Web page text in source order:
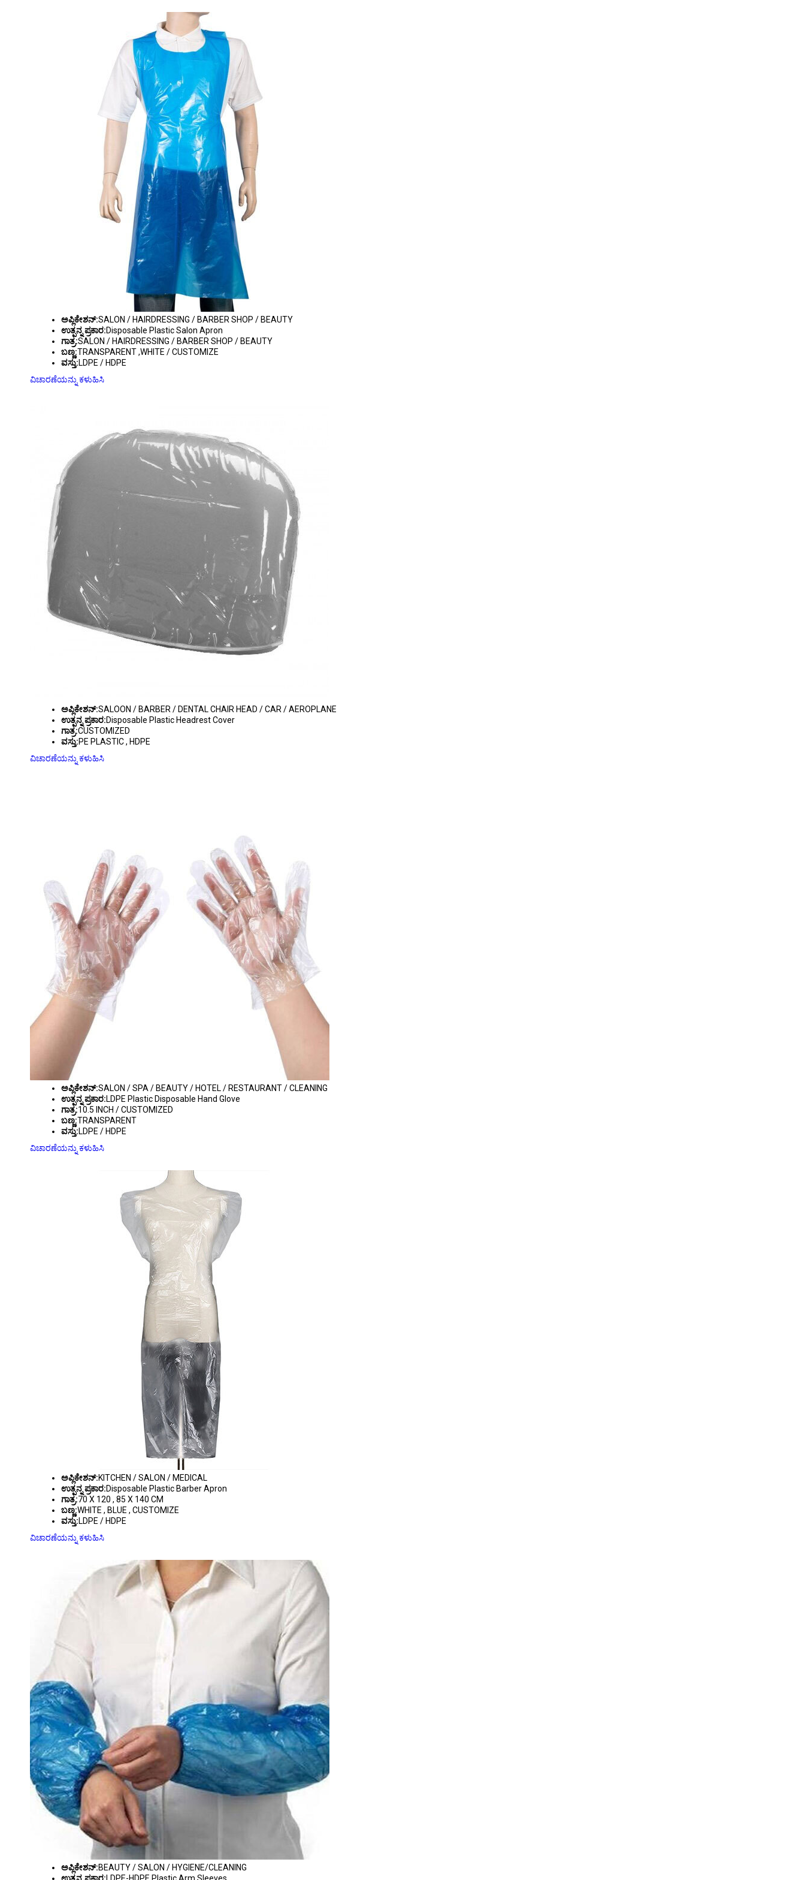
ಅಪ್ಲಿಕೇಶನ್:SALON / HAIRDRESSING / BARBER SHOP / BEAUTY
ಉತ್ಪನ್ನ ಪ್ರಕಾರ:Disposable Plastic Salon Apron
ಗಾತ್ರ:SALON / HAIRDRESSING / BARBER SHOP / BEAUTY
ಬಣ್ಣ:TRANSPARENT ,WHITE / CUSTOMIZE
ವಸ್ತು:LDPE / HDPE
ವಿಚಾರಣೆಯನ್ನು ಕಳುಹಿಸಿ
DISPOSABLE PLASTIC HEADREST COVER
ಅಪ್ಲಿಕೇಶನ್:SALOON / BARBER / DENTAL CHAIR HEAD / CAR / AEROPLANE
ಉತ್ಪನ್ನ ಪ್ರಕಾರ:Disposable Plastic Headrest Cover
ಗಾತ್ರ:CUSTOMIZED
ವಸ್ತು:PE PLASTIC , HDPE
ವಿಚಾರಣೆಯನ್ನು ಕಳುಹಿಸಿ
LDPE PLASTIC DISPOSABLE HAND GLOVE
ಅಪ್ಲಿಕೇಶನ್:SALON / SPA / BEAUTY / HOTEL / RESTAURANT / CLEANING
ಉತ್ಪನ್ನ ಪ್ರಕಾರ:LDPE Plastic Disposable Hand Glove
ಗಾತ್ರ:10.5 INCH / CUSTOMIZED
ಬಣ್ಣ:TRANSPARENT
ವಸ್ತು:LDPE / HDPE
ವಿಚಾರಣೆಯನ್ನು ಕಳುಹಿಸಿ
LDPE / HDPE DISPOSABLE PLASTIC BARBER APRON
ಅಪ್ಲಿಕೇಶನ್:KITCHEN / SALON / MEDICAL
ಉತ್ಪನ್ನ ಪ್ರಕಾರ:Disposable Plastic Barber Apron
ಗಾತ್ರ:70 X 120 , 85 X 140 CM
ಬಣ್ಣ:WHITE , BLUE , CUSTOMIZE
ವಸ್ತು:LDPE / HDPE
ವಿಚಾರಣೆಯನ್ನು ಕಳುಹಿಸಿ
LDPE-HDPE PLASTIC ARM SLEEVES
ಅಪ್ಲಿಕೇಶನ್:BEAUTY / SALON / HYGIENE/CLEANING